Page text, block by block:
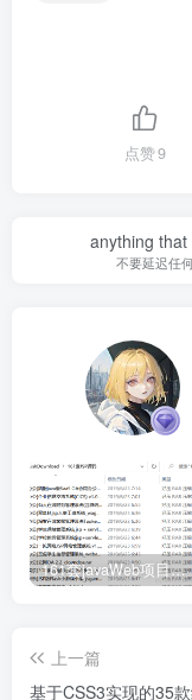
点赞9
anything
不要延迟任
161套javaWeb项目源码免费分享
上一篇
基于CSS3实现的35